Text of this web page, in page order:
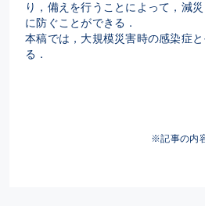
り，備えを行うことによって，減
に防ぐことができる．
本稿では，大規模災害時の感染症
る．
※記事の内